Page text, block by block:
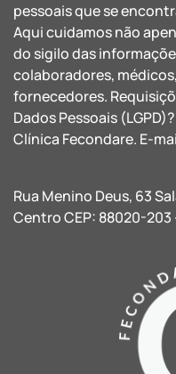
pessoais que se
Aqui cuidamos não
do sigilo das
colaboradores,
fornecedores.
Dados Pessoais
Clínica Fecondare. E-
Rua Menino Deus, 63
Centro CEP: 88020-203